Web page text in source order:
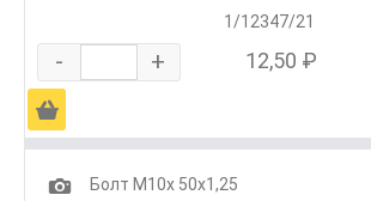
1/12347/21
- + 12,50 ₽
Ä
1
Болт М10х 50х1,25